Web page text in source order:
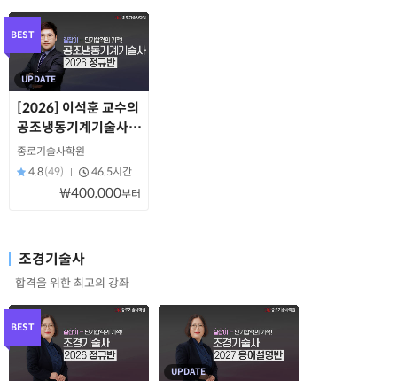
BEST
UPDATE
[2026] 이석훈 교수의
공조냉동기계기술사
정규반
종로기술사학원
4.8(49) 46.5시간
₩400,000부터
조경기술사
합격을 위한 최고의 강좌
BEST
UPDATE